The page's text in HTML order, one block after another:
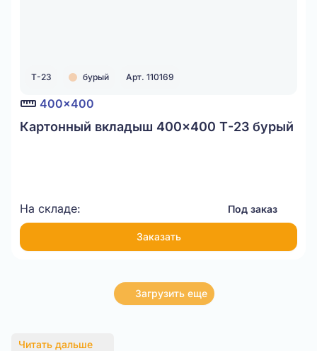
Т-23 бурый Арт. 110169
400x400
Картонный вкладыш 400x400 Т-23 бурый
На складе: Под заказ
Заказать
Загрузить еще
Читать дальше